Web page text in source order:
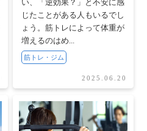
い、「逆効果？」と不安に感
じたことがある人もいるでし
ょう。筋トレによって体重が
増えるのはめ...
筋トレ・ジム
2025.06.20